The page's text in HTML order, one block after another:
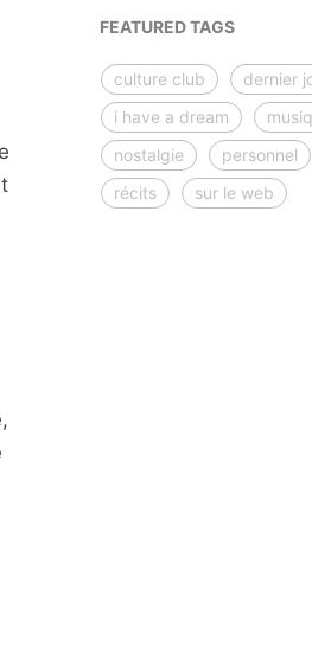
FEATURED TAGS
culture club
dernier
i have a dream
nostalgie
personnel
récits
sur le web